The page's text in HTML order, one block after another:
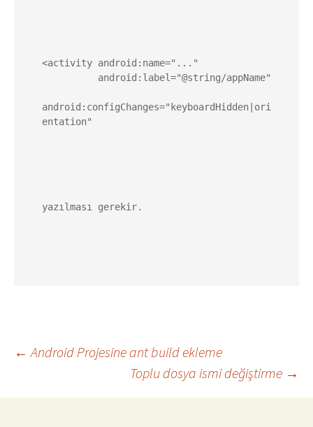
<activity android:name="..."
android:label="@string/appName"
android:configChanges=" keyboardHidden|ori
entation"
yazılması gerekir.
Yazı
dolaşımı
← Android Projesine ant build ekleme
Toplu dosya ismi değiştirme →